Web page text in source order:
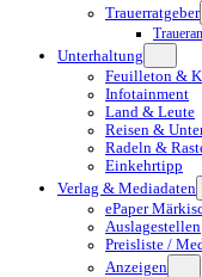
Trauerratgeber
Unterhaltung
Feuilleton &
Infotainment
Land & Leute
Reisen &
Radeln &
Einkehrtipp
Verlag & Mediadaten
ePaper
Auslagestellen
Preisliste /
Anzeigen